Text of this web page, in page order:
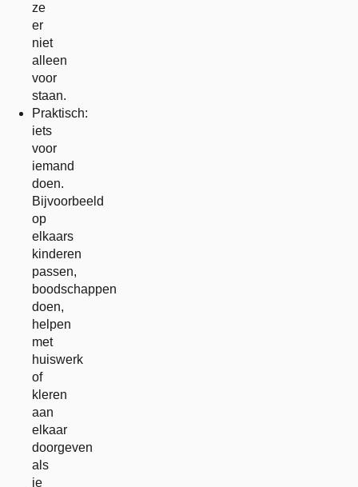
ze
er
niet
alleen
voor
staan.
Praktisch:
iets
voor
iemand
doen.
Bijvoorbeeld
op
elkaars
kinderen
passen,
boodschappen
doen,
helpen
met
huiswerk
of
kleren
aan
elkaar
doorgeven
als
je